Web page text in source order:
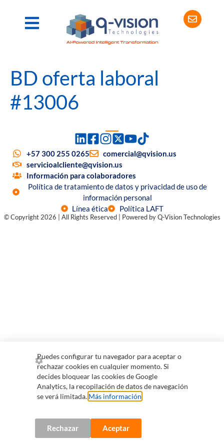
BD oferta laboral
#13006
+57 300 255 0265
comercial@qvision.us
servicioalcliente@qvision.us
Información para colaboradores
Política de tratamiento de datos y privacidad de uso de
información personal
Línea ética
Política LAFT
© Copyright 2026 | All Rights Reserved | Powered by Q-Vision Technologies
Puedes configurar tu navegador para aceptar o
rechazar cookies en cualquier momento. Si
decides bloquear las cookies de Google
Analytics, la recopilación de datos de navegación
se verá limitada. Más información
Rechazar Aceptar